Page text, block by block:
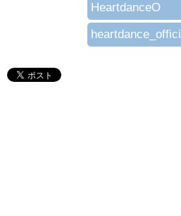
HeartdanceO